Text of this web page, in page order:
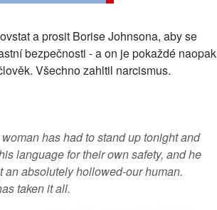
a prosit Borise Johnsona, aby se
bezpečnosti - a on je pokaždé naopak
Všechno zahltil narcismus.
has had to stand up tonight and
language for their own safety, and he
absolutely hollowed-our human.
taken it all.